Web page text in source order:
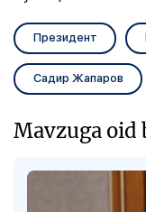
Президент
Садир Жапаров
Mavzuga oid